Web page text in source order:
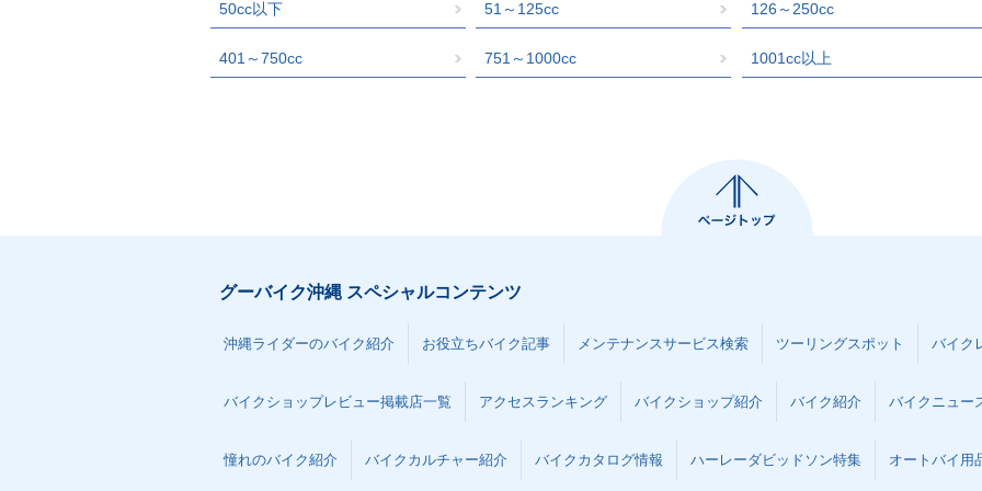
50cc以下 51～125cc 126～250cc
401～750cc 751～1000cc 1001cc以上
グーバイク沖縄 スペシャルコンテンツ
沖縄ライダーのバイク紹介 お役立ちバイク記事 メンテナンスサービス検索 ツーリングスポット バイク
バイクショップレビュー掲載店一覧 アクセスランキング バイクショップ紹介 バイク紹介 バイクニュー
憧れのバイク紹介 バイクカルチャー紹介 バイクカタログ情報 ハーレーダビッドソン特集 オートバイ用